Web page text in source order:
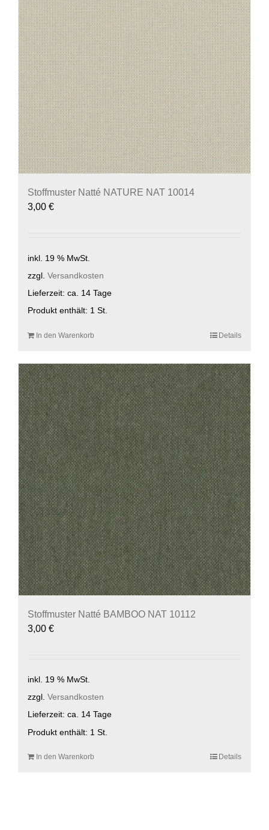
Stoffmuster Natté NATURE NAT 10014
3,00 €
inkl. 19 % MwSt.
zzgl. Versandkosten
Lieferzeit: ca. 14 Tage
Produkt enthält: 1 St.
In den Warenkorb Details
Stoffmuster Natté BAMBOO NAT 10112
3,00 €
inkl. 19 % MwSt.
zzgl. Versandkosten
Lieferzeit: ca. 14 Tage
Produkt enthält: 1 St.
In den Warenkorb Details